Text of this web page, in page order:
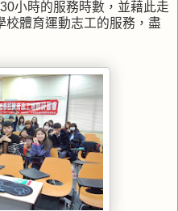
小時的服務時數，並藉此走
校體育運動志工的服務，盡